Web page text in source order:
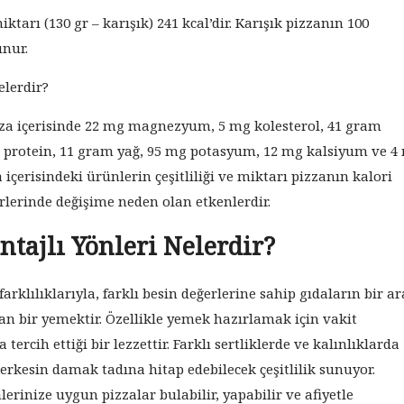
(130 gr – karışık) 241 kcal’dir. Karışık pizzanın 100
içerisinde 22 mg magnezyum, 5 mg kolesterol, 41 gram
11 gram yağ, 95 mg potasyum, 12 mg kalsiyum ve 4
içerisindeki ürünlerin çeşitliliği ve miktarı pizzanın kalori
değişime neden olan etkenlerdir.
Yönleri Nelerdir?
farklı besin değerlerine sahip gıdaların bir
bir yemektir. Özellikle yemek hazırlamak için vakit
tercih ettiği bir lezzettir. Farklı sertliklerde ve kalınlıklarda
damak tadına hitap edebilecek çeşitlilik sunuyor.
uygun pizzalar bulabilir, yapabilir ve afiyetle